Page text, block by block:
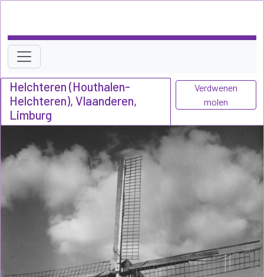
Helchteren (Houthalen-
Helchteren), Vlaanderen,
Limburg
Verdwenen
molen